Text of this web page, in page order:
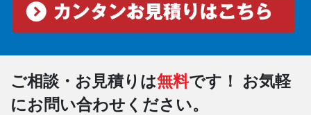
ご相談・お見積りは無料です！
お気軽
にお問い合わせください。